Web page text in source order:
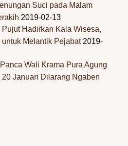
Suci pada Malam
2019-02-13
Hadirkan Kala Wisesa,
Melantik Pejabat 2019-
Wali Krama Pura Agung
20 Januari Dilarang Ngaben